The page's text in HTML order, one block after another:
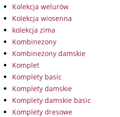
Kolekcja welurów
Kolekcja wiosenna
kolekcja zima
Kombinezony
Kombinezony damskie
Komplet
Komplety basic
Komplety damskie
Komplety damskie basic
Komplety dresowe